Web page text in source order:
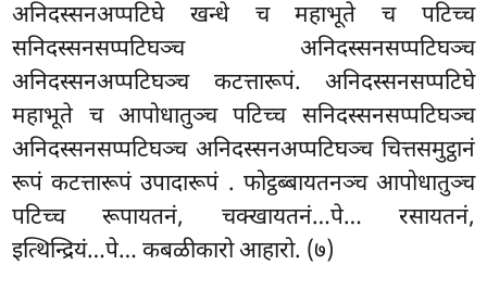
अनिदस्सनअप्पटिघे खन्धे च महाभूते च पटिच्च
सनिदस्सनसप्पटिघञ्च अनिदस्सनसप्पटिघञ्च
अनिदस्सनअप्पटिघञ्च कटत्तारूपं. अनिदस्सनसप्पटिघे
महाभूते च आपोधातुञ्च पटिच्च सनिदस्सनसप्पटिघञ्च
अनिदस्सनसप्पटिघञ्च अनिदस्सनअप्पटिघञ्च चित्तसमुट्ठानं
रूपं कटत्तारूपं उपादारूपं . फोट्ठब्बायतनञ्च आपोधातुञ्च
पटिच्च रूपायतनं, चक्खायतनं…पे… रसायतनं,
इत्थिन्द्रियं…पे… कबळीकारो आहारो. (७)